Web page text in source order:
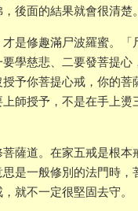
後面的結果就會很清楚。
是修趣滿尸波羅蜜。「
學慈悲、二要發菩提心
予你菩提心戒，你的菩
師授予，不是在手上
薩道。在家五戒是根本
是一般修別的法門時，
就不一定很堅固去守。